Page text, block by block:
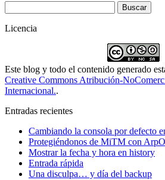
Licencia
Este blog y todo el contenido generado
Creative Commons Atribución-
Internacional..
Entradas recientes
Cambiando la consola por defecto
Protegiéndonos de MiTM con
Mostrar la fecha y hora en history
Entrada rápida
Una disculpa… y día del backup